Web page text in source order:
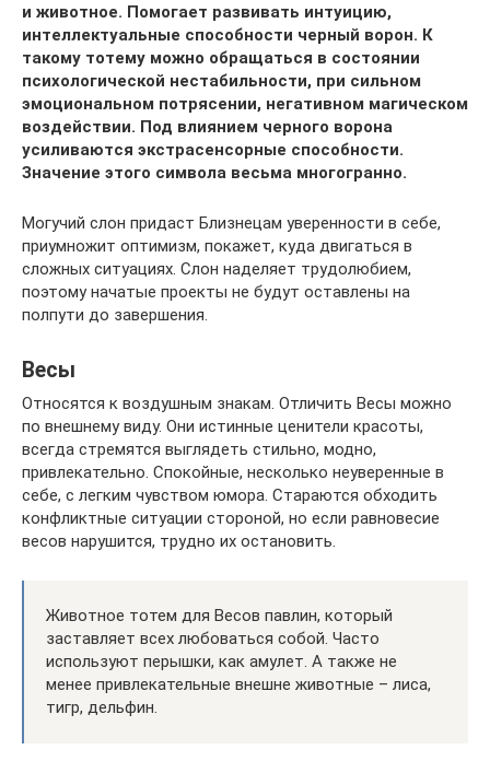
и животное. Помогает развивать интуицию,
интеллектуальные способности черный ворон. К
такому тотему можно обращаться в состоянии
психологической нестабильности, при сильном
эмоциональном потрясении, негативном магическом
воздействии. Под влиянием черного ворона
усиливаются экстрасенсорные способности.
Значение этого символа весьма многогранно.
Могучий слон придаст Близнецам уверенности в себе,
приумножит оптимизм, покажет, куда двигаться в
сложных ситуациях. Слон наделяет трудолюбием,
поэтому начатые проекты не будут оставлены на
полпути до завершения.
Весы
Относятся к воздушным знакам. Отличить Весы можно
по внешнему виду. Они истинные ценители красоты,
всегда стремятся выглядеть стильно, модно,
привлекательно. Спокойные, несколько неуверенные в
себе, с легким чувством юмора. Стараются обходить
конфликтные ситуации стороной, но если равновесие
весов нарушится, трудно их остановить.
Животное тотем для Весов павлин, который
заставляет всех любоваться собой. Часто
используют перышки, как амулет. А также не
менее привлекательные внешне животные – лиса,
тигр, дельфин.